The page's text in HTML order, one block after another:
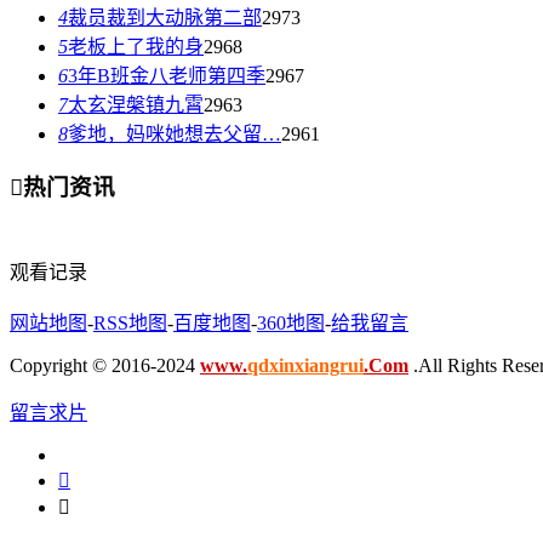
4裁员裁到大动脉第二部2973
5老板上了我的身2968
63年B班金八老师第四季2967
7太玄涅槃镇九霄2963
8爹地，妈咪她想去父留…2961
热门资讯
观看记录
网站地图-RSS地图-百度地图-360地图-给我留言
Copyright © 2016-2024 www.qdxinxiangrui.Com .All Rights
留言求片

